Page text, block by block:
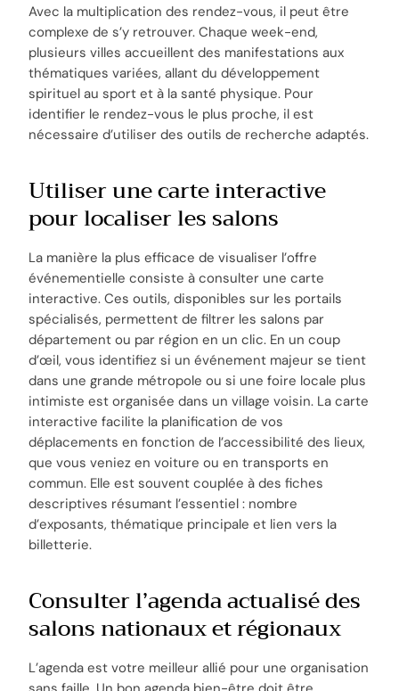
Avec la multiplication des rendez-vous, il peut être
complexe de s’y retrouver. Chaque week-end,
plusieurs villes accueillent des manifestations aux
thématiques variées, allant du développement
spirituel au sport et à la santé physique. Pour
identifier le rendez-vous le plus proche, il est
nécessaire d’utiliser des outils de recherche adaptés.
Utiliser une carte interactive
pour localiser les salons
La manière la plus efficace de visualiser l’offre
événementielle consiste à consulter une carte
interactive. Ces outils, disponibles sur les portails
spécialisés, permettent de filtrer les salons par
département ou par région en un clic. En un coup
d’œil, vous identifiez si un événement majeur se tient
dans une grande métropole ou si une foire locale plus
intimiste est organisée dans un village voisin. La carte
interactive facilite la planification de vos
déplacements en fonction de l’accessibilité des lieux,
que vous veniez en voiture ou en transports en
commun. Elle est souvent couplée à des fiches
descriptives résumant l’essentiel : nombre
d’exposants, thématique principale et lien vers la
billetterie.
Consulter l’agenda actualisé des
salons nationaux et régionaux
L’agenda est votre meilleur allié pour une organisation